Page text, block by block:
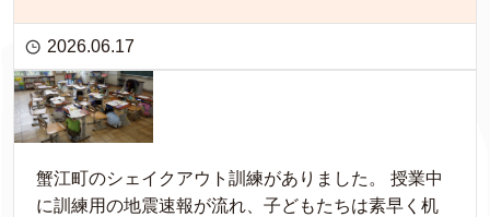
2026.06.17
蟹江町のシェイクアウト訓練がありました。 授業中
に訓練用の地震速報が流れ、子どもたちは素早く机